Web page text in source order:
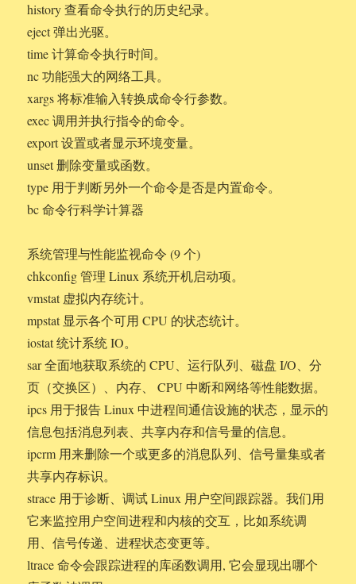
history 查看命令执行的历史纪录。
eject 弹出光驱。
time 计算命令执行时间。
nc 功能强大的网络工具。
xargs 将标准输入转换成命令行参数。
exec 调用并执行指令的命令。
export 设置或者显示环境变量。
unset 删除变量或函数。
type 用于判断另外一个命令是否是内置命令。
bc 命令行科学计算器
系统管理与性能监视命令 (9 个)
chkconfig 管理 Linux 系统开机启动项。
vmstat 虚拟内存统计。
mpstat 显示各个可用 CPU 的状态统计。
iostat 统计系统 IO。
sar 全面地获取系统的 CPU、运行队列、磁盘 I/O、分
页（交换区）、内存、 CPU 中断和网络等性能数据。
ipcs 用于报告 Linux 中进程间通信设施的状态，显示的
信息包括消息列表、共享内存和信号量的信息。
ipcrm 用来删除一个或更多的消息队列、信号量集或者
共享内存标识。
strace 用于诊断、调试 Linux 用户空间跟踪器。我们用
它来监控用户空间进程和内核的交互，比如系统调
用、信号传递、进程状态变更等。
ltrace 命令会跟踪进程的库函数调用, 它会显现出哪个